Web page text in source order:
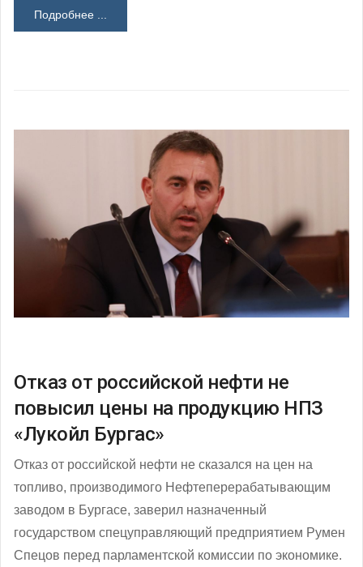
Подробнее ...
Отказ от российской нефти не
повысил цены на продукцию НПЗ
«Лукойл Бургас»
Отказ от российской нефти не сказался на цен на
топливо, производимого Нефтеперерабатывающим
заводом в Бургасе, заверил назначенный
государством спецуправляющий предприятием Румен
Спецов перед парламентской комиссии по экономике.